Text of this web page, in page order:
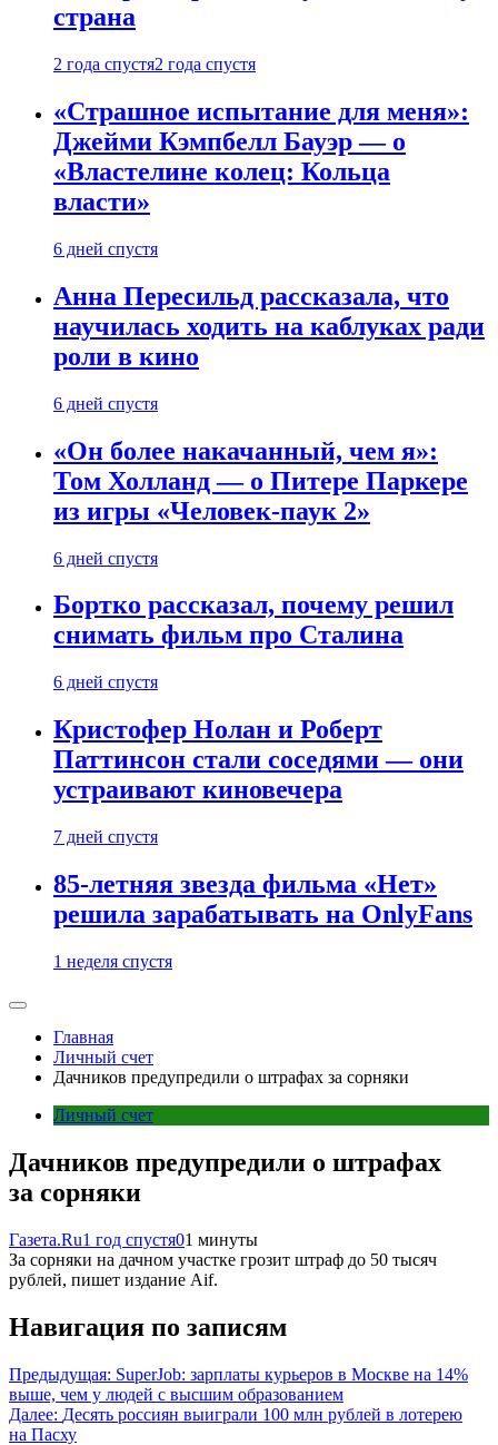
страна
2 года спустя2 года спустя
«Страшное испытание для меня»:
Джейми Кэмпбелл Бауэр — о
«Властелине колец: Кольца
власти»
6 дней спустя
Анна Пересильд рассказала, что
научилась ходить на каблуках ради
роли в кино
6 дней спустя
«Он более накачанный, чем я»:
Том Холланд — о Питере Паркере
из игры «Человек-паук 2»
6 дней спустя
Бортко рассказал, почему решил
снимать фильм про Сталина
6 дней спустя
Кристофер Нолан и Роберт
Паттинсон стали соседями — они
устраивают киновечера
7 дней спустя
85-летняя звезда фильма «Нет»
решила зарабатывать на OnlyFans
1 неделя спустя
Главная
Личный счет
Дачников предупредили о штрафах за сорняки
Личный счет
Дачников предупредили о штрафах
за сорняки
Газета.Ru1 год спустя01 минуты
За сорняки на дачном участке грозит штраф до 50 тысяч
рублей, пишет издание Aif.
Навигация по записям
Предыдущая: SuperJob: зарплаты курьеров в Москве на 14%
выше, чем у людей с высшим образованием
Далее: Десять россиян выиграли 100 млн рублей в лотерею
на Пасху